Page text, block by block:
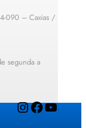
090 – Caxias /
segunda a
InstagramFacebook YouTube